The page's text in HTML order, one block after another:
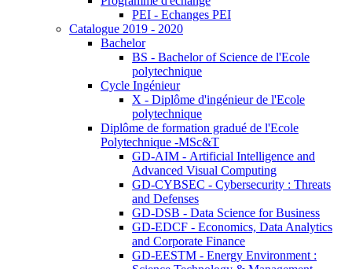
PEI - Echanges PEI
Catalogue 2019 - 2020
Bachelor
BS - Bachelor of Science de l'Ecole
polytechnique
Cycle Ingénieur
X - Diplôme d'ingénieur de l'Ecole
polytechnique
Diplôme de formation gradué de l'Ecole
Polytechnique -MSc&T
GD-AIM - Artificial Intelligence and
Advanced Visual Computing
GD-CYBSEC - Cybersecurity : Threats
and Defenses
GD-DSB - Data Science for Business
GD-EDCF - Economics, Data Analytics
and Corporate Finance
GD-EESTM - Energy Environment :